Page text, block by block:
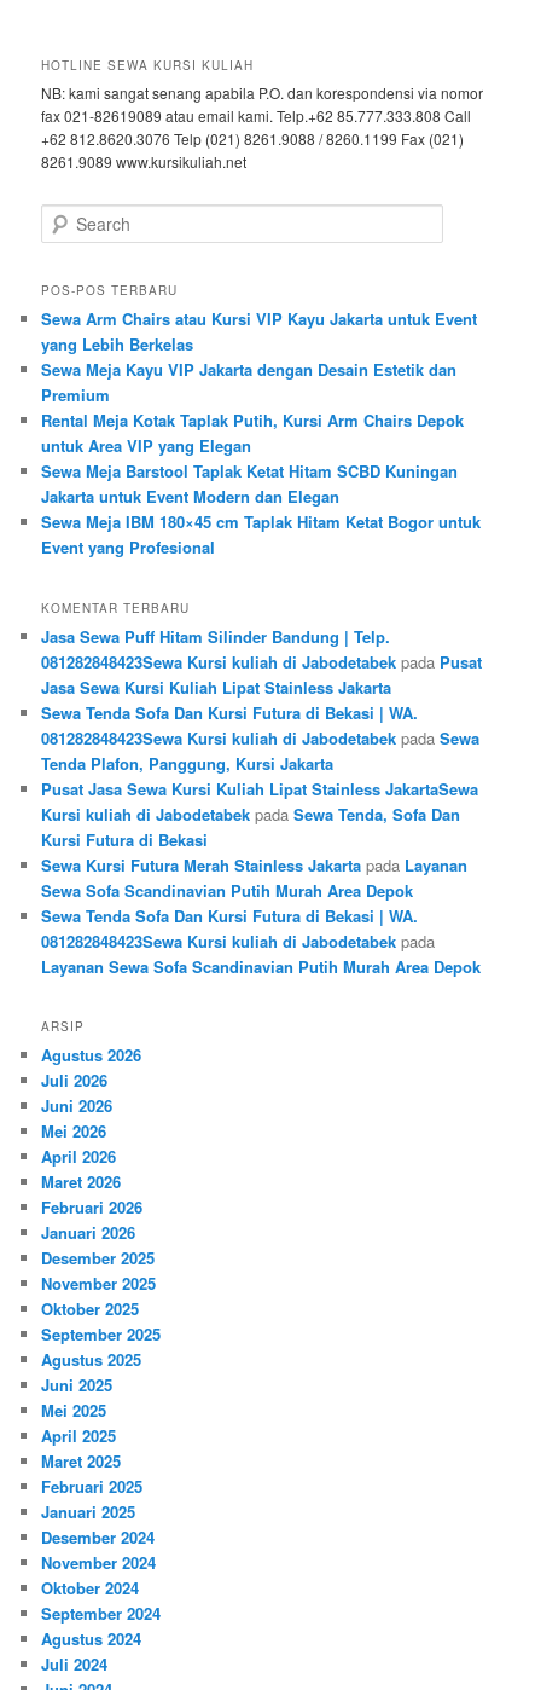
HOTLINE SEWA KURSI KULIAH
NB: kami sangat senang apabila P.O. dan korespondensi via nomor
fax 021-82619089 atau email kami. Telp.+62 85.777.333.808 Call
+62 812.8620.3076 Telp (021) 8261.9088 / 8260.1199 Fax (021)
8261.9089 www.kursikuliah.net
Search
POS-POS TERBARU
Sewa Arm Chairs atau Kursi VIP Kayu Jakarta untuk Event
yang Lebih Berkelas
Sewa Meja Kayu VIP Jakarta dengan Desain Estetik dan
Premium
Rental Meja Kotak Taplak Putih, Kursi Arm Chairs Depok
untuk Area VIP yang Elegan
Sewa Meja Barstool Taplak Ketat Hitam SCBD Kuningan
Jakarta untuk Event Modern dan Elegan
Sewa Meja IBM 180×45 cm Taplak Hitam Ketat Bogor untuk
Event yang Profesional
KOMENTAR TERBARU
Jasa Sewa Puff Hitam Silinder Bandung | Telp.
081282848423Sewa Kursi kuliah di Jabodetabek pada Pusat
Jasa Sewa Kursi Kuliah Lipat Stainless Jakarta
Sewa Tenda Sofa Dan Kursi Futura di Bekasi | WA.
081282848423Sewa Kursi kuliah di Jabodetabek padaSewa
Tenda Plafon, Panggung, Kursi Jakarta
Pusat Jasa Sewa Kursi Kuliah Lipat Stainless JakartaSewa
Kursi kuliah di Jabodetabek padaSewa Tenda, Sofa Dan
Kursi Futura di Bekasi
Sewa Kursi Futura Merah Stainless Jakarta pada Layanan
Sewa Sofa Scandinavian Putih Murah Area Depok
Sewa Tenda Sofa Dan Kursi Futura di Bekasi | WA.
081282848423Sewa Kursi kuliah di Jabodetabek pada
Layanan Sewa Sofa Scandinavian Putih Murah Area Depok
ARSIP
Agustus 2026
Juli 2026
Juni 2026
Mei 2026
April 2026
Maret 2026
Februari 2026
Januari 2026
Desember 2025
November 2025
Oktober 2025
September 2025
Agustus 2025
Juni 2025
Mei 2025
April 2025
Maret 2025
Februari 2025
Januari 2025
Desember 2024
November 2024
Oktober 2024
September 2024
Agustus 2024
Juli 2024